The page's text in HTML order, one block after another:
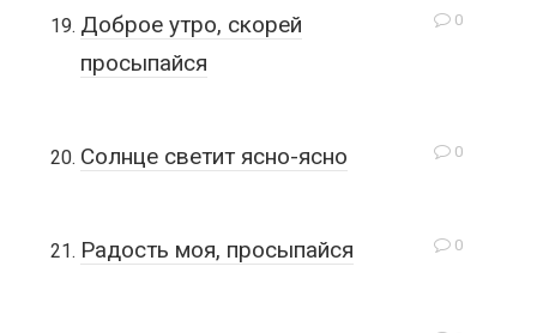
0
Доброе утро, скорей
просыпайся
0
Солнце светит ясно-ясно
0
Радость моя, просыпайся